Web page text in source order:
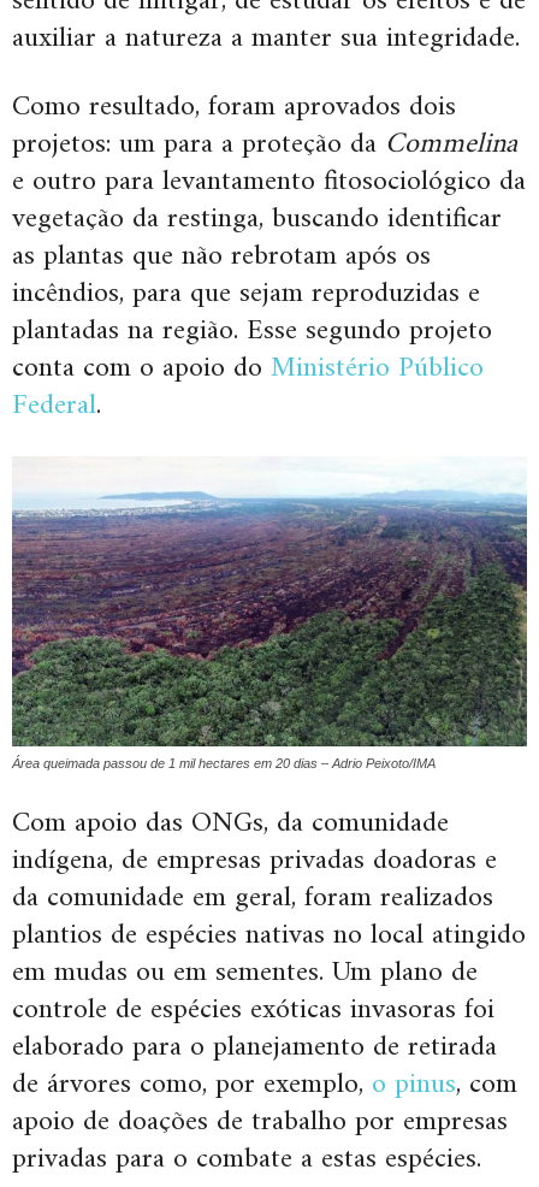
auxiliar a natureza a manter sua integridade.
Como resultado, foram aprovados dois
projetos: um para a proteção da Commelina
e outro para levantamento fitosociológico da
vegetação da restinga, buscando identificar
as plantas que não rebrotam após os
incêndios, para que sejam reproduzidas e
plantadas na região. Esse segundo projeto
conta com o apoio doMinistério Público
Federal.
Área queimada passou de 1 mil hectares em 20 dias – Adrio Peixoto/IMA
Com apoio das ONGs, da comunidade
indígena, de empresas privadas doadoras e
da comunidade em geral, foram realizados
plantios de espécies nativas no local atingido
em mudas ou em sementes. Um plano de
controle de espécies exóticas invasoras foi
elaborado para o planejamento de retirada
de árvores como, por exemplo, o pinus, com
apoio de doações de trabalho por empresas
privadas para o combate a estas espécies.